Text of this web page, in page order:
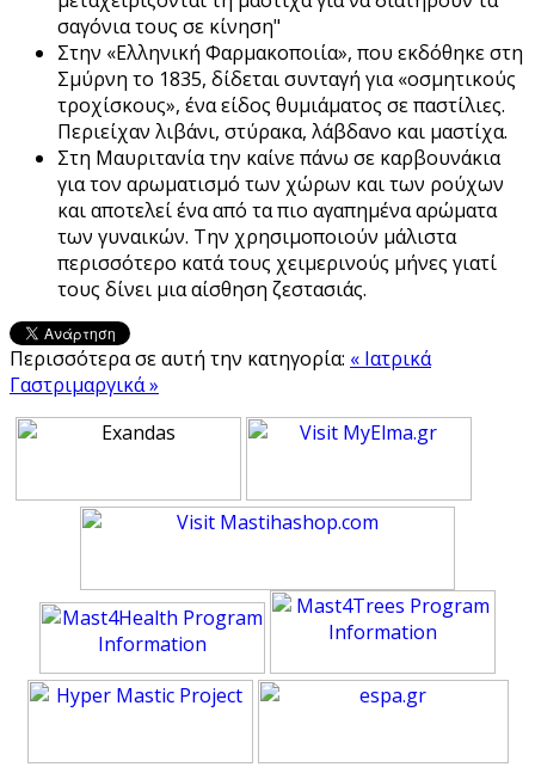
σαγόνια τους σε κίνηση"
Στην «Ελληνική Φαρμακοποιία», που εκδόθηκε στη
Σμύρνη το 1835, δίδεται συνταγή για «οσμητικούς
τροχίσκους», ένα είδος θυμιάματος σε παστίλιες.
Περιείχαν λιβάνι, στύρακα, λάβδανο και μαστίχα.
Στη Μαυριτανία την καίνε πάνω σε καρβουνάκια
για τον αρωματισμό των χώρων και των ρούχων
και αποτελεί ένα από τα πιο αγαπημένα αρώματα
των γυναικών. Την χρησιμοποιούν μάλιστα
περισσότερο κατά τους χειμερινούς μήνες γιατί
τους δίνει μια αίσθηση ζεστασιάς.
Περισσότερα σε αυτή την κατηγορία: « Ιατρικά
Γαστριμαργικά »